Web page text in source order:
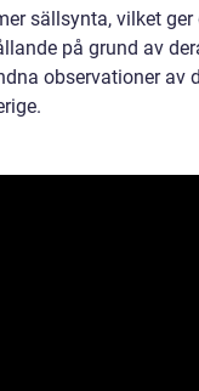
sällsynta, vilket
på grund av
observationer av